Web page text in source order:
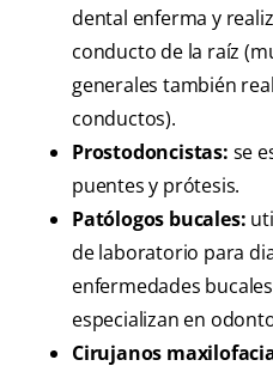
dental enferma y
conducto de la raíz
generales también
conductos).
Prostodoncistas: se
puentes y prótesis.
Patólogos bucales:
de laboratorio para
enfermedades
especializan en
Cirujanos